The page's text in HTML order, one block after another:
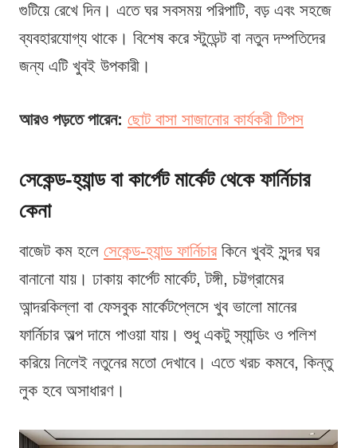
গুটিয়ে রেখে দিন। এতে ঘর সবসময় পরিপাটি, বড় এবং সহজে
ব্যবহারযোগ্য থাকে। বিশেষ করে স্টুডেন্ট বা নতুন দম্পতিদের
জন্য এটি খুবই উপকারী।
আরও পড়তে পারেন: ছোট বাসা সাজানোর কার্যকরী টিপস
সেকেন্ড-হ্যান্ড বা কার্পেট মার্কেট থেকে ফার্নিচার
কেনা
বাজেট কম হলে সেকেন্ড-হ্যান্ড ফার্নিচারকিনে খুবই সুন্দর ঘর
বানানো যায়। ঢাকায় কার্পেট মার্কেট, টঙ্গী, চট্টগ্রামের
আন্দরকিল্লা বা ফেসবুক মার্কেটপ্লেসে খুব ভালো মানের
ফার্নিচার অল্প দামে পাওয়া যায়। শুধু একটু স্যান্ডিং ও পলিশ
করিয়ে নিলেই নতুনের মতো দেখাবে। এতে খরচ কমবে, কিন্তু
লুক হবে অসাধারণ।